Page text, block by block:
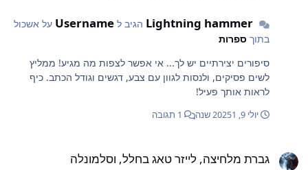
Lightning hammer הגיב ל Username על אשכול
בתוך ספרות
סיפורים יצירתיים יש לך... אי אפשר לצפות מה מגיע! ממליץ
לשים פסיקים, ולנסות לגוון עם צבע, דגשים וגודל הכתב. כיף
לראות אותך פעיל!
יולי 9, 2025 1 שנה
גברת מלחיצה, לייזר טאג בחלל, וסלמונלה